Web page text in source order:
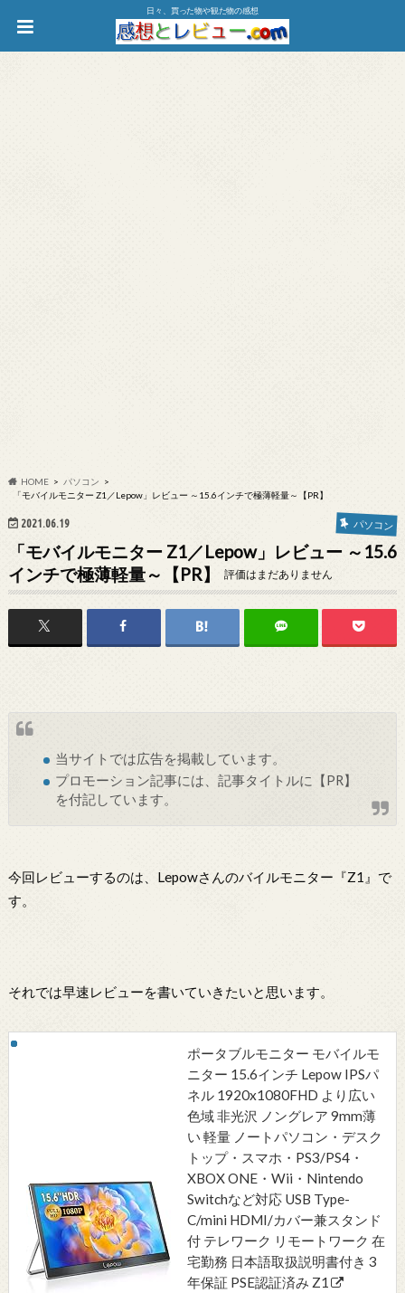
日々、買った物や観た物の感想
HOME
パソコン
「モバイルモニター Z1／Lepow」レビュー ～15.6インチで極薄軽量～【PR】
2021.06.19 パソコン
「モバイルモニター Z1／Lepow」レビュー ～15.6
インチで極薄軽量～【PR】
評価はまだありません
当サイトでは広告を掲載しています。
プロモーション記事には、記事タイトルに【PR】
を付記しています。
今回レビューするのは、Lepowさんのバイルモニター『Z1』で
す。
それでは早速レビューを書いていきたいと思います。
ポータブルモニター モバイルモ
ニター 15.6インチ Lepow IPSパ
ネル 1920x1080FHD より広い
色域 非光沢 ノングレア 9mm薄
い 軽量 ノートパソコン・デスク
トップ・スマホ・PS3/PS4・
XBOX ONE・Wii・Nintendo
Switchなど対応 USB Type-
C/mini HDMI/カバー兼スタンド
付 テレワーク リモートワーク 在
宅勤務 日本語取扱説明書付き 3
年保証 PSE認証済み Z1